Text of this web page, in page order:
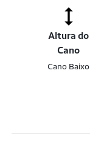
Altura do
Cano
Cano Baixo